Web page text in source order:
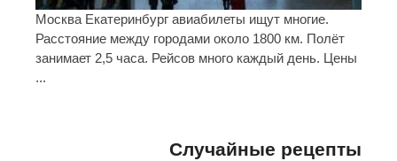
Москва Екатеринбург авиабилеты ищут многие.
Расстояние между городами около 1800 км. Полёт
занимает 2,5 часа. Рейсов много каждый день. Цены
...
Случайные рецепты